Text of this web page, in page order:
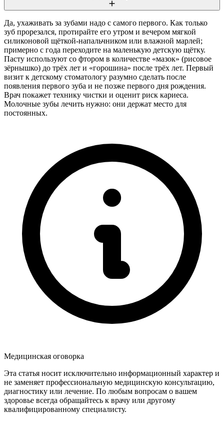
Да, ухаживать за зубами надо с самого первого. Как только
зуб прорезался, протирайте его утром и вечером мягкой
силиконовой щёткой-напальчником или влажной марлей;
примерно с года переходите на маленькую детскую щётку.
Пасту используют со фтором в количестве «мазок» (рисовое
зёрнышко) до трёх лет и «горошина» после трёх лет. Первый
визит к детскому стоматологу разумно сделать после
появления первого зуба и не позже первого дня рождения.
Врач покажет технику чистки и оценит риск кариеса.
Молочные зубы лечить нужно: они держат место для
постоянных.
Медицинская оговорка
Эта статья носит исключительно информационный характер и
не заменяет профессиональную медицинскую консультацию,
диагностику или лечение. По любым вопросам о вашем
здоровье всегда обращайтесь к врачу или другому
квалифицированному специалисту.